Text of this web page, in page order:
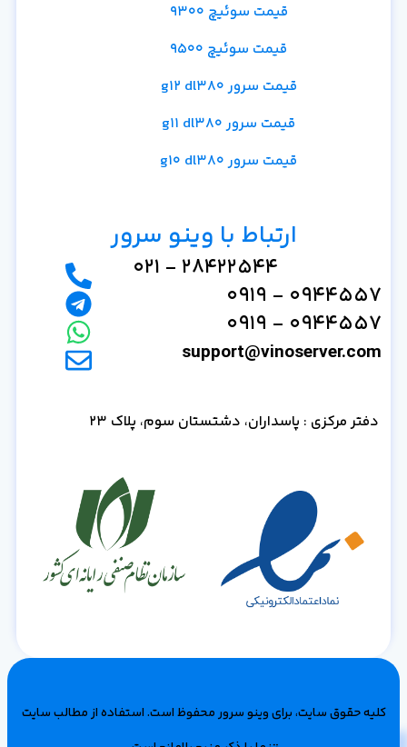
قیمت سوئیچ 9300
قیمت سوئیچ 9500
قیمت سرور g12 dl380
قیمت سرور g11 dl380
قیمت سرور g10 dl380
ارتباط با وینو سرور
28422544 - 021
0944557 - 0919
0944557 - 0919
support@vinoserver.com
دفتر مرکزی : پاسداران، دشتستان سوم، پلاک 23
کلیه حقوق سایت، برای وینو سرور محفوظ است‌. استفاده از مطالب سایت